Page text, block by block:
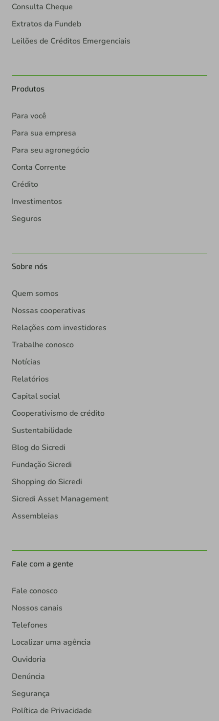
Consulta Cheque
Extratos da Fundeb
Leilões de Créditos Emergenciais
Produtos
Para você
Para sua empresa
Para seu agronegócio
Conta Corrente
Crédito
Investimentos
Seguros
Sobre nós
Quem somos
Nossas cooperativas
Relações com investidores
Trabalhe conosco
Notícias
Relatórios
Capital social
Cooperativismo de crédito
Sustentabilidade
Blog do Sicredi
Fundação Sicredi
Shopping do Sicredi
Sicredi Asset Management
Assembleias
Fale com a gente
Fale conosco
Nossos canais
Telefones
Localizar uma agência
Ouvidoria
Denúncia
Segurança
Política de Privacidade